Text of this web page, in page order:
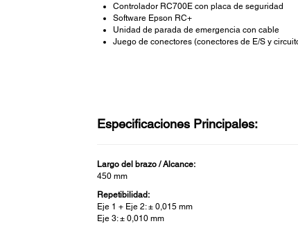
Controlador RC700E con placa de seguridad
Software Epson RC+
Unidad de parada de emergencia con cable
Juego de conectores (conectores de E/S y
Especificaciones Principales:
Largo del brazo / Alcance:
450 mm
Repetibilidad:
Eje 1 + Eje 2: ± 0,015 mm
Eje 3: ± 0,010 mm